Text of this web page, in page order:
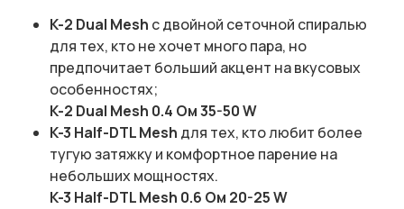
K-2 Dual Mesh с двойной сеточной спиралью
для тех, кто не хочет много пара, но
предпочитает больший акцент на вкусовых
особенностях;
K-2 Dual Mesh 0.4 Ом35-50 W
K-3 Half-DTL Mesh для тех, кто любит более
тугую затяжку и комфортное парение на
небольших мощностях.
K-3 Half-DTL Mesh 0.6 Ом 20-25 W